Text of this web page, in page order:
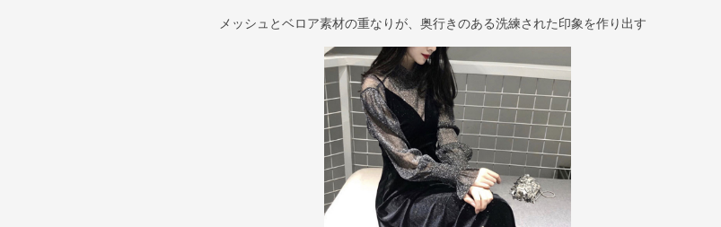
メッシュとベロア素材の重なりが、奥行きのある洗練された印象を作り出す